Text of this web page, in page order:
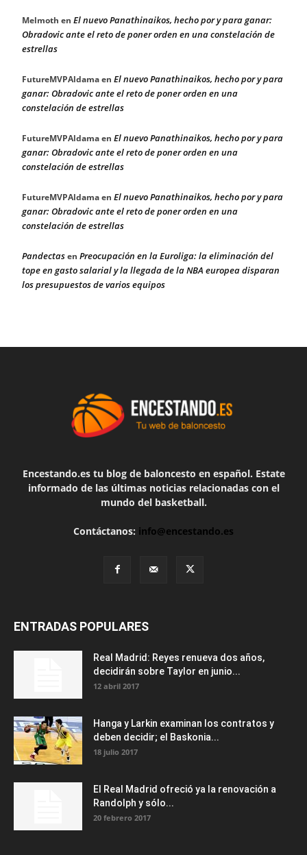
Melmoth en El nuevo Panathinaikos, hecho por y para ganar:
Obradovic ante el reto de poner orden en una constelación de
estrellas
FutureMVPAldamaen El nuevo Panathinaikos, hecho por y para
ganar: Obradovic ante el reto de poner orden en una
constelación de estrellas
FutureMVPAldamaen El nuevo Panathinaikos, hecho por y para
ganar: Obradovic ante el reto de poner orden en una
constelación de estrellas
FutureMVPAldamaen El nuevo Panathinaikos, hecho por y para
ganar: Obradovic ante el reto de poner orden en una
constelación de estrellas
Pandectasen Preocupación en la Euroliga: la eliminación del
tope en gasto salarial y la llegada de la NBA europea disparan
los presupuestos de varios equipos
Encestando.es tu blog de baloncesto en español. Estate
informado de las últimas noticias relacionadas con el
mundo del basketball.
Contáctanos: info@encestando.es
ENTRADAS POPULARES
Real Madrid: Reyes renueva dos años,
decidirán sobre Taylor en junio...
12 abril 2017
Hanga y Larkin examinan los contratos y
deben decidir; el Baskonia...
18 julio 2017
El Real Madrid ofreció ya la renovación a
Randolph y sólo...
20 febrero 2017